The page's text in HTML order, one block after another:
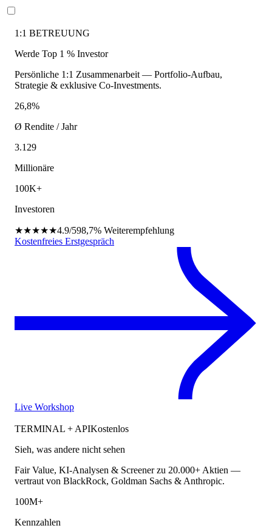
1:1 BETREUUNG
Werde Top 1 % Investor
Persönliche 1:1 Zusammenarbeit — Portfolio-Aufbau,
Strategie & exklusive Co-Investments.
26,8%
Ø Rendite / Jahr
3.129
Millionäre
100K+
Investoren
★★★★★4.9/598,7% Weiterempfehlung
Kostenfreies Erstgespräch
Live Workshop
TERMINAL + APIKostenlos
Sieh, was andere nicht sehen
Fair Value, KI-Analysen & Screener zu 20.000+ Aktien —
vertraut von BlackRock, Goldman Sachs & Anthropic.
100M+
Kennzahlen